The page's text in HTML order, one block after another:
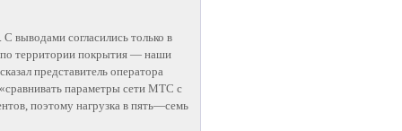
выводами согласились только в
по территории покрытия — наши
представитель оператора
параметры сети МТС с
поэтому нагрузка в пять—семь